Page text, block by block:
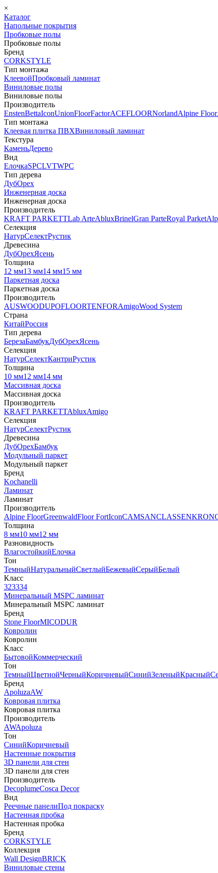
×
Каталог
Напольные покрытия
Пробковые полы
Пробковые полы
Бренд
CORKSTYLE
Тип монтажа
КлеевойПробковый ламинат
Виниловые полы
Виниловые полы
Производитель
EnstenBettaIconUnionFloorFactorACEFLOORNorlandAlpine Floor
Тип монтажа
Клеевая плитка ПВХВиниловый ламинат
Текстура
КаменьДерево
Вид
ЕлочкаSPCLVTWPC
Тип дерева
ДубОрех
Инженерная доска
Инженерная доска
Производитель
KRAFT PARKETTLab ArteAbluxBrinelGran ParteRoyal Parket
Селекция
НатурСелектРустик
Древесина
ДубОрехЯсень
Толщина
12 мм13 мм14 мм15 мм
Паркетная доска
Паркетная доска
Производитель
AUSWOODUPOFLOORTENFORAmigoWood System
Страна
КитайРоссия
Тип дерева
БерезаБамбукДубОрехЯсень
Селекция
НатурСелектКантриРустик
Толщина
10 мм12 мм14 мм
Массивная доска
Массивная доска
Производитель
KRAFT PARKETTAbluxAmigo
Селекция
НатурСелектРустик
Древесина
ДубОрехБамбук
Модульный паркет
Модульный паркет
Бренд
Kochanelli
Ламинат
Ламинат
Производитель
Alpine FloorGreenwaldFloor FortIconCAMSANCLASSEN
Толщина
8 мм10 мм12 мм
Разновидность
ВлагостойкийЕлочка
Тон
ТемныйНатуральныйСветлыйБежевыйСерыйБелый
Класс
323334
Минеральный MSPC ламинат
Минеральный MSPC ламинат
Бренд
Stone FloorMICODUR
Ковролин
Ковролин
Класс
БытовойКоммерческий
Тон
ТемныйЦветнойЧерныйКоричневыйСинийЗеленыйКрасный
Бренд
ApoluzaAW
Ковровая плитка
Ковровая плитка
Производитель
AWApoluza
Тон
СинийКоричневый
Настенные покрытия
3D панели для стен
3D панели для стен
Производитель
DecoplumeCosca Decor
Вид
Реечные панелиПод покраску
Настенная пробка
Настенная пробка
Бренд
CORKSTYLE
Коллекция
Wall DesignBRICK
Виниловые стены